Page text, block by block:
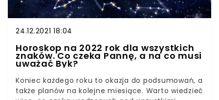
24.12.2021 18:04
Horoskop na 2022 rok dla wszystkich
znaków. Co czeka Pannę, a na co musi
uważać Byk?
Koniec każdego roku to okazja do podsumowań, a
także planów na kolejne miesiące. Warto wiedzieć